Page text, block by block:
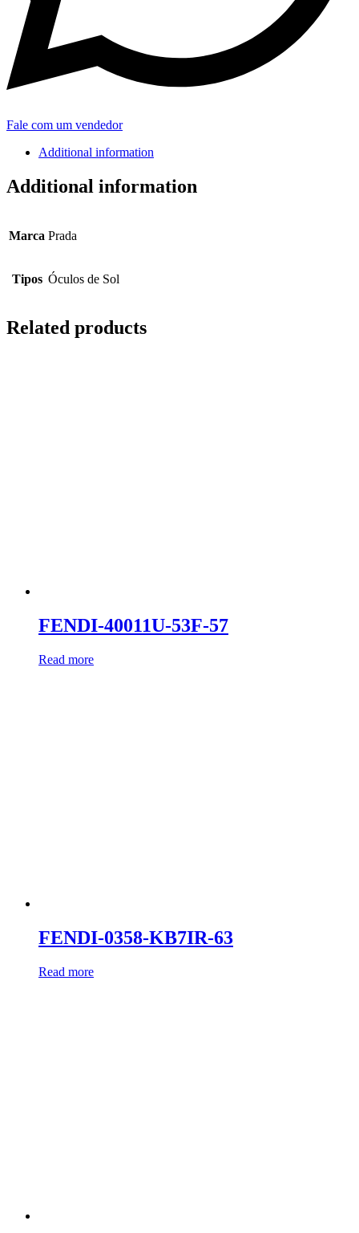
Fale com um vendedor
Additional information
Additional information
Marca Prada
Tipos Óculos de Sol
Related products
FENDI-40011U-53F-57
Read more
FENDI-0358-KB7IR-63
Read more